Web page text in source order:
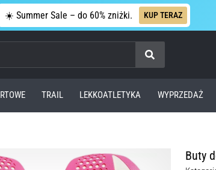
☀️ Summer Sale – do 60% zniżki. KUP TERAZ
Szukaj
TRAIL LEKKOATLETYKA WYPRZEDAŻ
Buty